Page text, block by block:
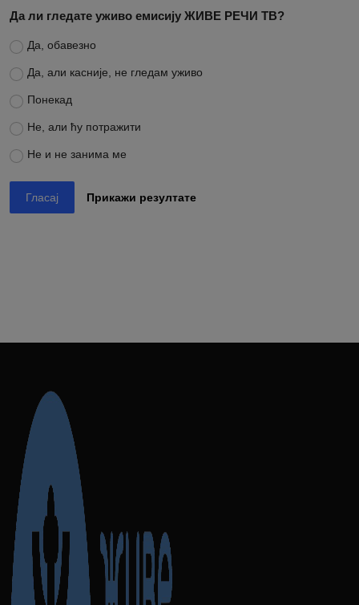
Да ли гледате уживо емисију ЖИВЕ РЕЧИ ТВ?
Да, обавезно
Да, али касније, не гледам уживо
Понекад
Не, али ћу потражити
Не и не занима ме
Гласај Прикажи резултате